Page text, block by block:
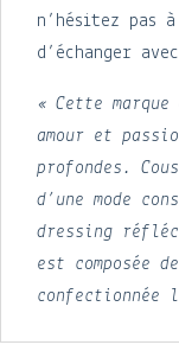
n’hésitez pas
d’échanger
« Cette
amour et
profondes.
d’une mode
dressing
est composée
confectionnée